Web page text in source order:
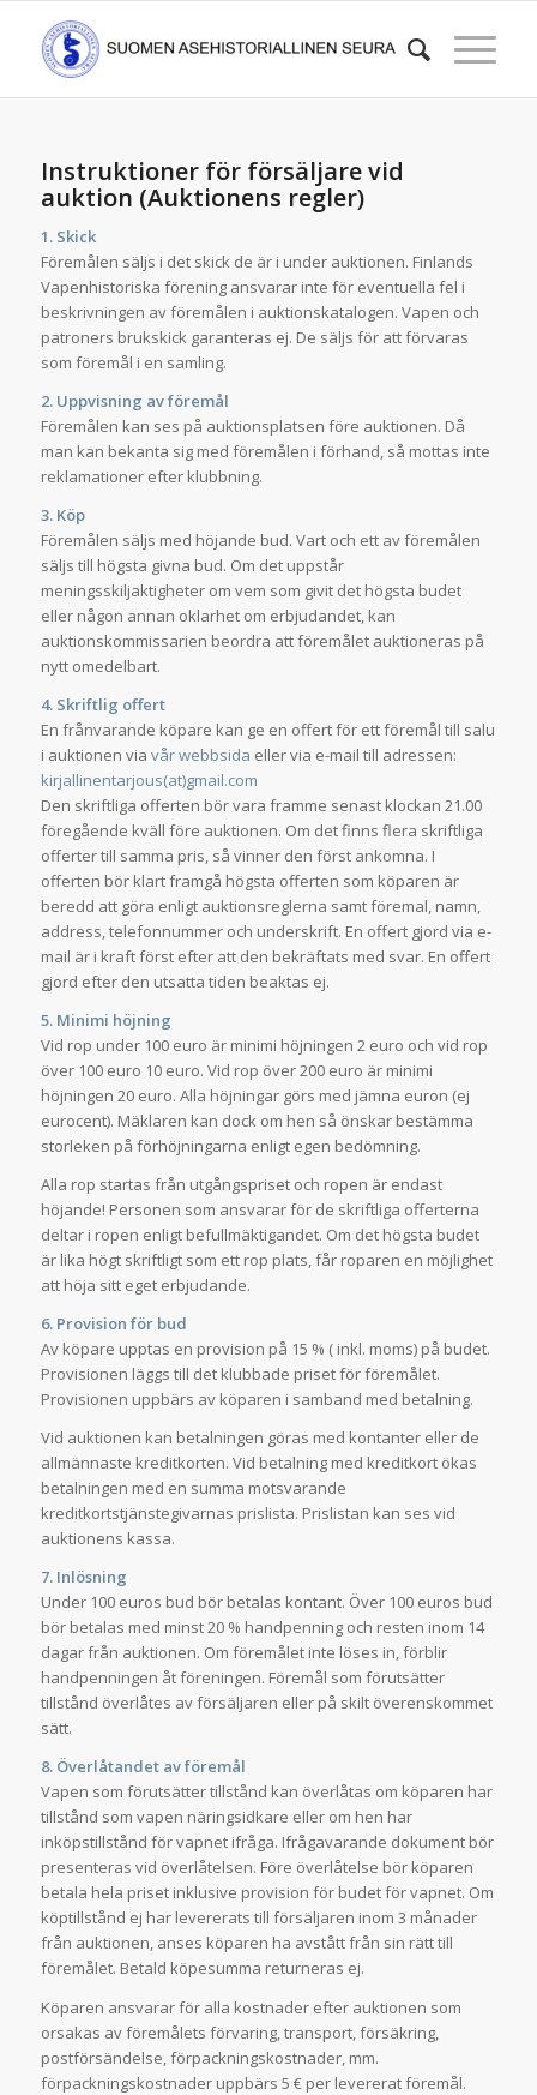
Instruktioner för försäljare vid
auktion (Auktionens regler)
1. Skick
Föremålen säljs i det skick de är i under auktionen. Finlands
Vapenhistoriska förening ansvarar inte för eventuella fel i
beskrivningen av föremålen i auktionskatalogen. Vapen och
patroners brukskick garanteras ej. De säljs för att förvaras
som föremål i en samling.
2. Uppvisning av föremål
Föremålen kan ses på auktionsplatsen före auktionen. Då
man kan bekanta sig med föremålen i förhand, så mottas inte
reklamationer efter klubbning.
3. Köp
Föremålen säljs med höjande bud. Vart och ett av föremålen
säljs till högsta givna bud. Om det uppstår
meningsskiljaktigheter om vem som givit det högsta budet
eller någon annan oklarhet om erbjudandet, kan
auktionskommissarien beordra att föremålet auktioneras på
nytt omedelbart.
4. Skriftlig offert
En frånvarande köpare kan ge en offert för ett föremål till salu
i auktionen via vår webbsida eller via e-mail till adressen:
kirjallinentarjous(at)gmail.com
Den skriftliga offerten bör vara framme senast klockan 21.00
föregående kväll före auktionen. Om det finns flera skriftliga
offerter till samma pris, så vinner den först ankomna. I
offerten bör klart framgå högsta offerten som köparen är
beredd att göra enligt auktionsreglerna samt föremal, namn,
address, telefonnummer och underskrift. En offert gjord via e-
mail är i kraft först efter att den bekräftats med svar. En offert
gjord efter den utsatta tiden beaktas ej.
5. Minimi höjning
Vid rop under 100 euro är minimi höjningen 2 euro och vid rop
över 100 euro 10 euro. Vid rop över 200 euro är minimi
höjningen 20 euro. Alla höjningar görs med jämna euron (ej
eurocent). Mäklaren kan dock om hen så önskar bestämma
storleken på förhöjningarna enligt egen bedömning.
Alla rop startas från utgångspriset och ropen är endast
höjande! Personen som ansvarar för de skriftliga offerterna
deltar i ropen enligt befullmäktigandet. Om det högsta budet
är lika högt skriftligt som ett rop plats, får roparen en möjlighet
att höja sitt eget erbjudande.
6. Provision för bud
Av köpare upptas en provision på 15 % ( inkl. moms) på budet.
Provisionen läggs till det klubbade priset för föremålet.
Provisionen uppbärs av köparen i samband med betalning.
Vid auktionen kan betalningen göras med kontanter eller de
allmännaste kreditkorten. Vid betalning med kreditkort ökas
betalningen med en summa motsvarande
kreditkortstjänstegivarnas prislista. Prislistan kan ses vid
auktionens kassa.
7. Inlösning
Under 100 euros bud bör betalas kontant. Över 100 euros bud
bör betalas med minst 20 % handpenning och resten inom 14
dagar från auktionen. Om föremålet inte löses in, förblir
handpenningen åt föreningen. Föremål som förutsätter
tillstånd överlåtes av försäljaren eller på skilt överenskommet
sätt.
8. Överlåtandet av föremål
Vapen som förutsätter tillstånd kan överlåtas om köparen har
tillstånd som vapen näringsidkare eller om hen har
inköpstillstånd för vapnet ifråga. Ifrågavarande dokument bör
presenteras vid överlåtelsen. Före överlåtelse bör köparen
betala hela priset inklusive provision för budet för vapnet. Om
köptillstånd ej har levererats till försäljaren inom 3 månader
från auktionen, anses köparen ha avstått från sin rätt till
föremålet. Betald köpesumma returneras ej.
Köparen ansvarar för alla kostnader efter auktionen som
orsakas av föremålets förvaring, transport, försäkring,
postförsändelse, förpackningskostnader, mm.
förpackningskostnader uppbärs 5 € per levererat föremål.